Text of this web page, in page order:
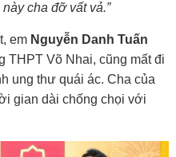
cha đỡ vất vả.”
em Nguyễn Danh Tuấn
THPT Võ Nhai, cũng mất đi
ung thư quái ác. Cha của
gian dài chống chọi với